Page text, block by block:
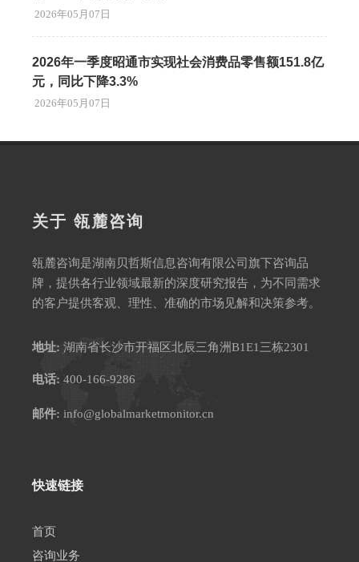
2026年05月07日
2026年一季度昭通市实现社会消费品零售额151.8亿
元，同比下降3.3%
2026年05月07日
关于 瓴麓咨询
瓴麓咨询是湖南贝哲斯信息咨询有限公司旗下咨询品
牌，提供各行业领域最新的深度研究报告，为不同需求
的客户提供客观、理性、准确的市场见解和决策参考。
地址: 湖南省长沙市开福区北辰三角洲B1E1三栋2301
电话: 400-166-9286
邮件: info@globalmarketmonitor.cn
快速链接
首页
咨询业务